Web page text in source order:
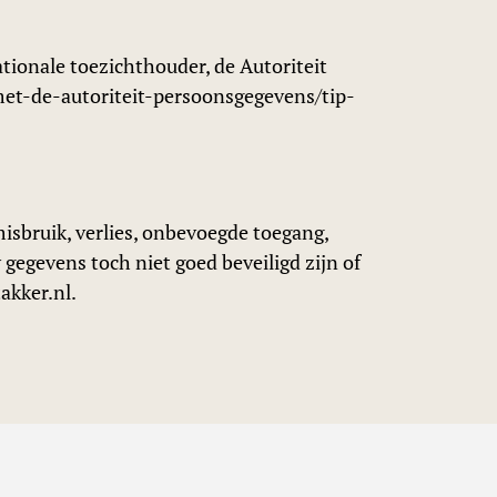
toezichthouder, de Autoriteit
de-autoriteit-persoonsgegevens/tip-
verlies, onbevoegde toegang,
toch niet goed beveiligd zijn of